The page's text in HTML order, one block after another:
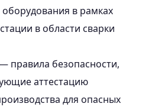
в рамках
в области сварки
правила безопасности,
аттестацию
для опасных